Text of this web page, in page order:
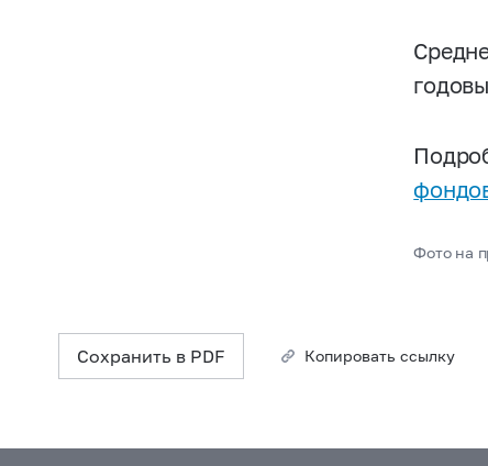
Фото на
Сохранить в PDF Копировать ссылку